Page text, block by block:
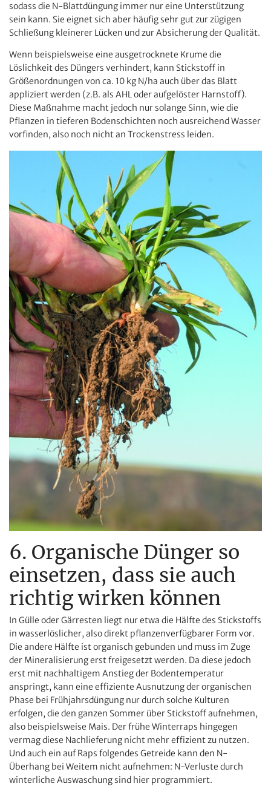
sodass die N-Blattdüngung immer nur eine Unterstützung
sein kann. Sie eignet sich aber häufig sehr gut zur zügigen
Schließung kleinerer Lücken und zur Absicherung der Qualität.
Wenn beispielsweise eine ausgetrocknete Krume die
Löslichkeit des Düngers verhindert, kann Stickstoff in
Größenordnungen von ca. 10 kg N/ha auch über das Blatt
appliziert werden (z.B. als AHL oder aufgelöster Harnstoff).
Diese Maßnahme macht jedoch nur solange Sinn, wie die
Pflanzen in tieferen Bodenschichten noch ausreichend Wasser
vorfinden, also noch nicht an Trockenstress leiden.
6. Organische Dünger so
einsetzen, dass sie auch
richtig wirken können
In Gülle oder Gärresten liegt nur etwa die Hälfte des Stickstoffs
in wasserlöslicher, also direkt pflanzenverfügbarer Form vor.
Die andere Hälfte ist organisch gebunden und muss im Zuge
der Mineralisierung erst freigesetzt werden. Da diese jedoch
erst mit nachhaltigem Anstieg der Bodentemperatur
anspringt, kann eine effiziente Ausnutzung der organischen
Phase bei Frühjahrsdüngung nur durch solche Kulturen
erfolgen, die den ganzen Sommer über Stickstoff aufnehmen,
also beispielsweise Mais. Der frühe Winterraps hingegen
vermag diese Nachlieferung nicht mehr effizient zu nutzen.
Und auch ein auf Raps folgendes Getreide kann den N-
Überhang bei Weitem nicht aufnehmen: N-Verluste durch
winterliche Auswaschung sind hier programmiert.